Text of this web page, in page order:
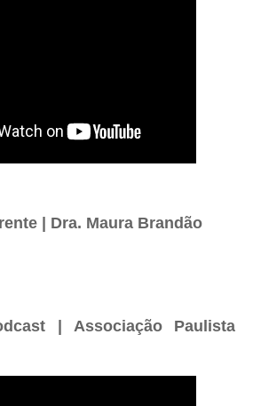
| Dra. Maura Brandão
| Associação Paulista